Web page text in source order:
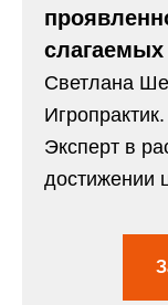
слагаемых
Светлана
Эксперт в
достижении